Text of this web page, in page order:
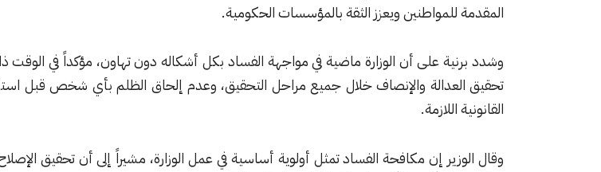
المقدمة للمواطنين ويعزز الثقة بالمؤسسات الحكومية.
وشدد برنية على أن الوزارة ماضية في مواجهة الفساد بكل أشكاله دون تهاون، مؤكداً في
تحقيق العدالة والإنصاف خلال جميع مراحل التحقيق، وعدم إلحاق الظلم بأي شخص قبل
القانونية اللازمة.
وقال الوزير إن مكافحة الفساد تمثل أولوية أساسية في عمل الوزارة، مشيراً إلى أن تحقيق الإصلاح